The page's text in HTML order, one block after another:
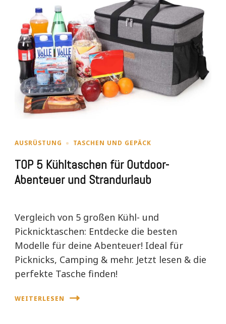
AUSRÜSTUNG TASCHEN UND GEPÄCK
TOP 5 Kühltaschen für Outdoor-
Abenteuer und Strandurlaub
Vergleich von 5 großen Kühl- und
Picknicktaschen: Entdecke die besten
Modelle für deine Abenteuer! Ideal für
Picknicks, Camping & mehr. Jetzt lesen & die
perfekte Tasche finden!
WEITERLESEN